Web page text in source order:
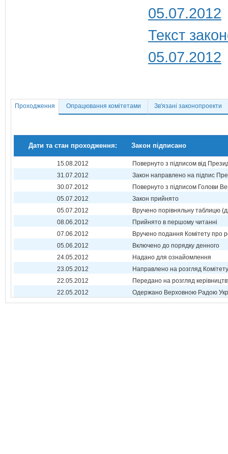
05.07.2012
Текст
05.07.2012
Проходження Опрацювання комітетами Зв'язані законопроекти
Дати та стан проходження: Закон підписано
15.08.2012
Повернуто з підписом від
31.07.2012
Закон направлено на підпис
30.07.2012
Повернуто з підписом Голови
05.07.2012
Закон прийнято
05.07.2012
Вручено порівняльну таблицю
08.06.2012
Прийнято в першому читанні
07.06.2012
Вручено подання Комітету про
05.06.2012
Включено до порядку денного
24.05.2012
Надано для ознайомлення
23.05.2012
Направлено на розгляд Комітету
22.05.2012
Передано на розгляд
22.05.2012
Одержано Верховною Радою